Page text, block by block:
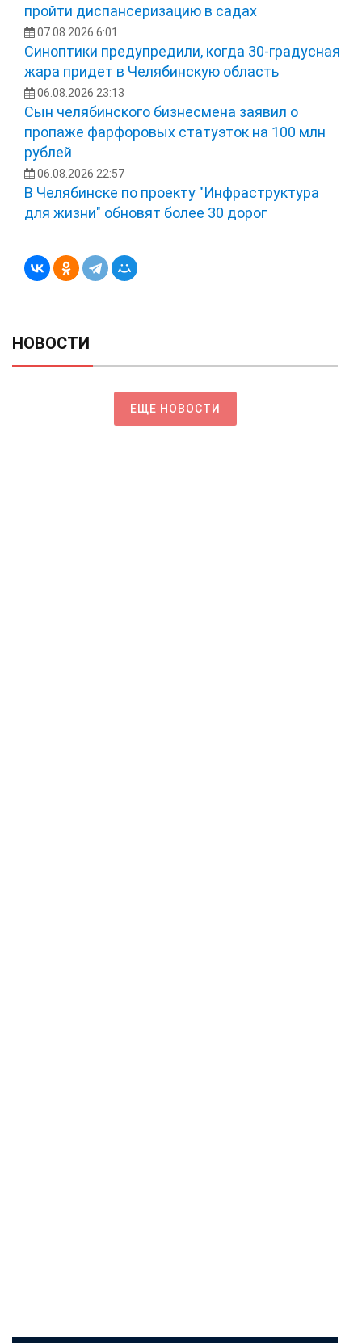
пройти диспансеризацию в садах
07.08.2026 6:01
Синоптики предупредили, когда 30-градусная
жара придет в Челябинскую область
06.08.2026 23:13
Сын челябинского бизнесмена заявил о
пропаже фарфоровых статуэток на 100 млн
рублей
06.08.2026 22:57
В Челябинске по проекту "Инфраструктура
для жизни" обновят более 30 дорог
НОВОСТИ
ЕЩЕ НОВОСТИ